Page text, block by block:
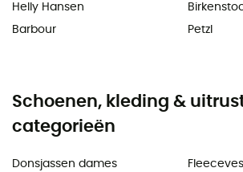
Helly Hansen
Barbour
Petzl
Schoenen, kleding &
categorieën
Donsjassen dames